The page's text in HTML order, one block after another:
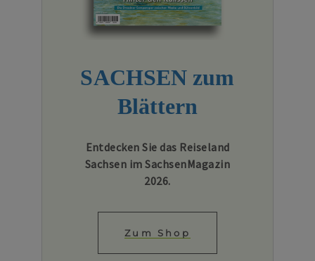
SACHSEN zum
Blättern
Entdecken Sie das Reiseland
Sachsen im SachsenMagazin
2026.
Zum Shop